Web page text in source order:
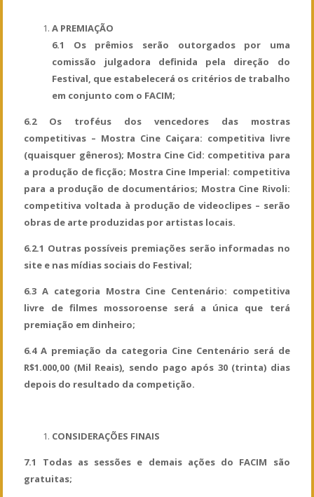
A PREMIAÇÃO
6.1 Os prêmios serão outorgados por uma
comissão julgadora definida pela direção do
Festival, que estabelecerá os critérios de trabalho
em conjunto com o FACIM;
6.2 Os troféus dos vencedores das mostras
competitivas – Mostra Cine Caiçara: competitiva livre
(quaisquer gêneros); Mostra Cine Cid: competitiva para
a produção de ficção; Mostra Cine Imperial: competitiva
para a produção de documentários; Mostra Cine Rivoli:
competitiva voltada à produção de videoclipes – serão
obras de arte produzidas por artistas locais.
6.2.1 Outras possíveis premiações serão informadas no
site e nas mídias sociais do Festival;
6.3 A categoria Mostra Cine Centenário: competitiva
livre de filmes mossoroense será a única que terá
premiação em dinheiro;
6.4 A premiação da categoria Cine Centenário será de
R$1.000,00 (Mil Reais), sendo pago após 30 (trinta) dias
depois do resultado da competição.
CONSIDERAÇÕES FINAIS
7.1 Todas as sessões e demais ações do FACIM são
gratuitas;